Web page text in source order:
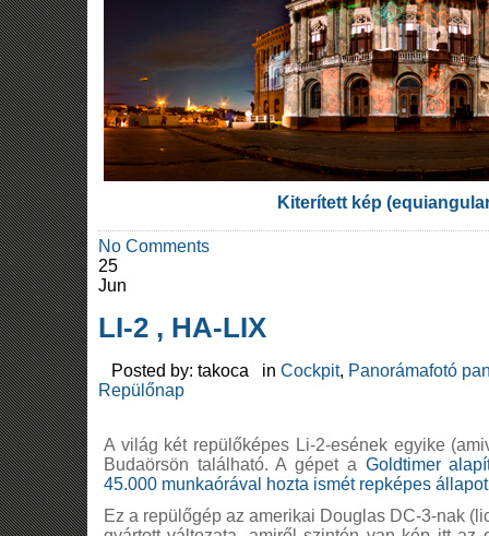
Kiterített kép
No Comments
25
Jun
LI-2 , HA-LIX
Posted by: takoca in Cockpit, Panorámafotó
Repülőnap
A világ két repülőképes Li-2-esének egyike
Budaörsön található. A gépet a Goldtimer
45.000 munkaórával hozta ismét repképes
Ez a repülőgép az amerikai Douglas DC-3-nak